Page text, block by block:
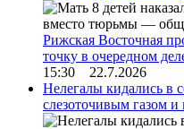
Рижская Восточная
точку в очередном
15:30 22.7.2026
Нелегалы кидались в
слезоточивым газом и